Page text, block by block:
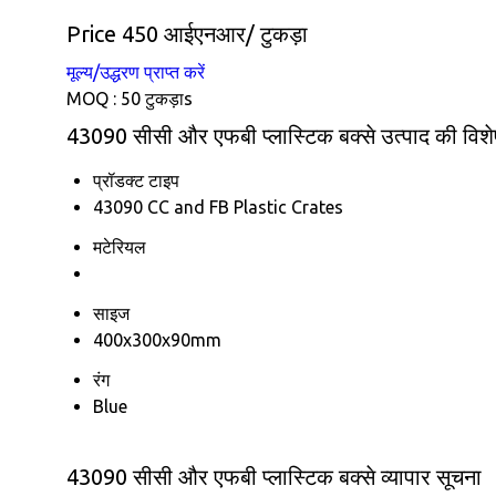
Price 450 आईएनआर/ टुकड़ा
मूल्य/उद्धरण प्राप्त करें
MOQ : 50 टुकड़ाs
43090 सीसी और एफबी प्लास्टिक बक्से उत्पाद की
प्रॉडक्ट टाइप
43090 CC and FB Plastic Crates
मटेरियल
साइज
400x300x90mm
रंग
Blue
43090 सीसी और एफबी प्लास्टिक बक्से व्यापार सूचना